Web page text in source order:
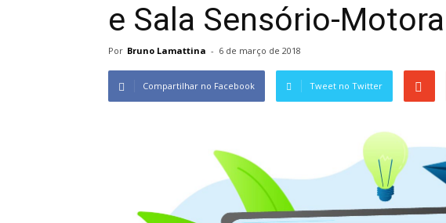
e Sala Sensório-Motora
Por Bruno Lamattina - 6 de março de 2018
Compartilhar no Facebook Tweet no Twitter